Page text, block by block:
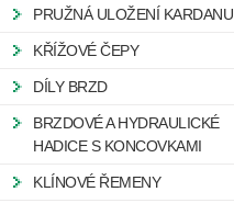
PRUŽNÁ ULOŽENÍ KARDANU
KŘÍŽOVÉ ČEPY
DÍLY BRZD
BRZDOVÉ A HYDRAULICKÉ
HADICE S KONCOVKAMI
KLÍNOVÉ ŘEMENY